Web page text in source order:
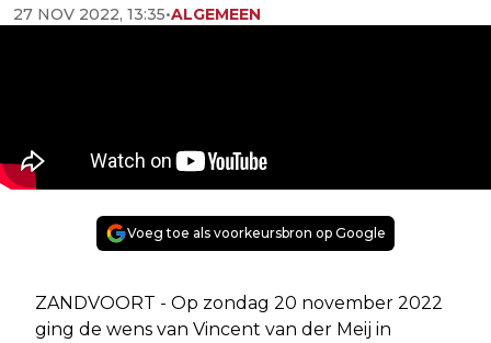
27 NOV 2022, 13:35•ALGEMEEN
Voeg toe als voorkeursbron op Google
ZANDVOORT - Op zondag 20 november 2022
ging de wens van Vincent van der Meij in